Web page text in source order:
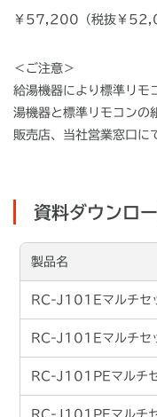
￥ 57,200 （税抜￥
＜ご注意＞
給湯機器により標準リモ
湯機器と標準リモコンの
販売店、当社営業窓口に
資料ダウンロ
製品名
RC-J101Eマルチセ
RC-J101Eマルチセ
RC-J101PEマルチ